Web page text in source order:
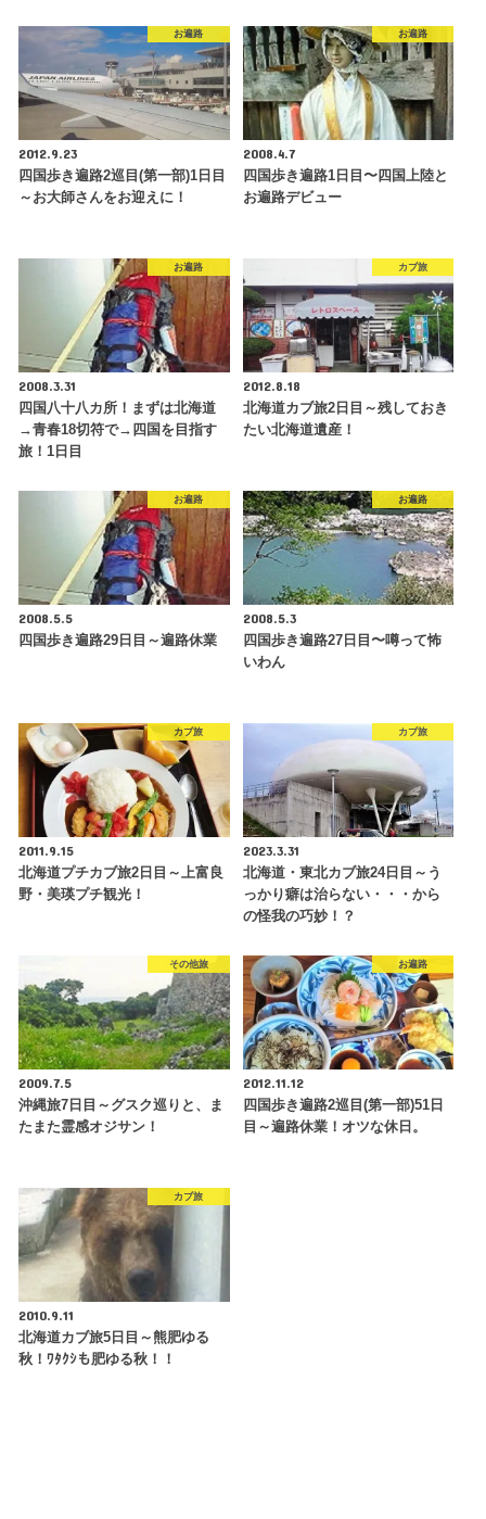
お遍路
2012.9.23
四国歩き遍路2巡目(第一部)1日目
～お大師さんをお迎えに！
お遍路
2008.4.7
四国歩き遍路1日目〜四国上陸と
お遍路デビュー
お遍路
2008.3.31
四国八十八カ所！まずは北海道
→青春18切符で→四国を目指す
旅！1日目
カブ旅
2012.8.18
北海道カブ旅2日目～残しておき
たい北海道遺産！
お遍路
2008.5.5
四国歩き遍路29日目～遍路休業
お遍路
2008.5.3
四国歩き遍路27日目〜噂って怖
いわん
カブ旅
2011.9.15
北海道プチカブ旅2日目～上富良
野・美瑛プチ観光！
カブ旅
2023.3.31
北海道・東北カブ旅24日目～う
っかり癖は治らない・・・から
の怪我の巧妙！？
その他旅
2009.7.5
沖縄旅7日目～グスク巡りと、ま
たまた霊感オジサン！
お遍路
2012.11.12
四国歩き遍路2巡目(第一部)51日
目～遍路休業！オツな休日。
カブ旅
2010.9.11
北海道カブ旅5日目～熊肥ゆる
秋！ﾜﾀｸｼも肥ゆる秋！！